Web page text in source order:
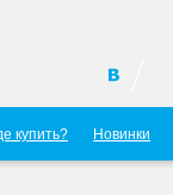
купить? Новинки